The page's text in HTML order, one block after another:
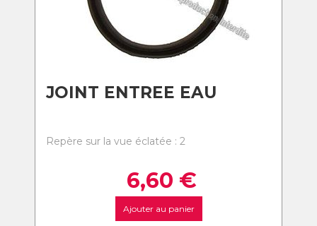
JOINT ENTREE EAU
Repère sur la vue éclatée : 2
6,60 €
Ajouter au panier